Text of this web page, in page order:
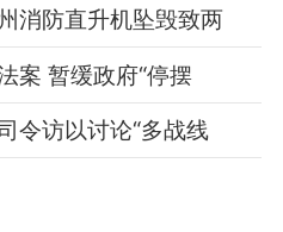
消防直升机坠毁致两
案 暂缓政府“停摆
令访以讨论“多战线